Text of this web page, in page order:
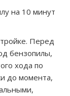
на 10 минут
Перед
бензопилы,
хода по
до момента,